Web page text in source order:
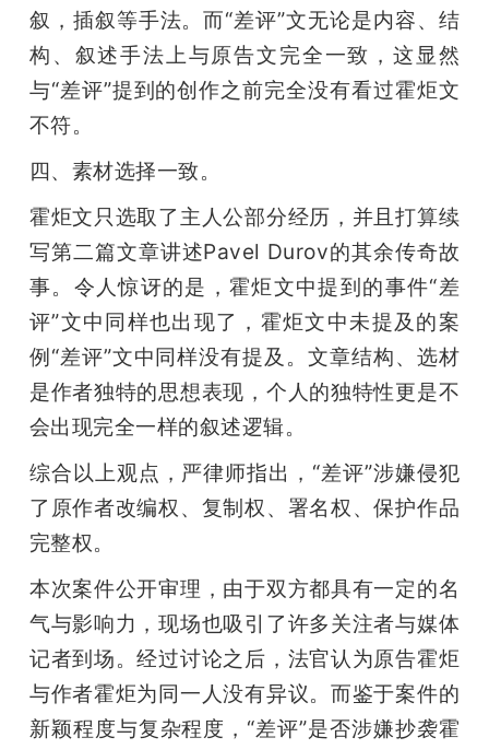
叙，插叙等手法。而“差评”文无论是内容、结
构、叙述手法上与原告文完全一致，这显然
与“差评”提到的创作之前完全没有看过霍炬文
不符。
四、素材选择一致。
霍炬文只选取了主人公部分经历，并且打算续
写第二篇文章讲述Pavel Durov的其余传奇故
事。令人惊讶的是，霍炬文中提到的事件“差
评”文中同样也出现了，霍炬文中未提及的案
例“差评”文中同样没有提及。文章结构、选材
是作者独特的思想表现，个人的独特性更是不
会出现完全一样的叙述逻辑。
综合以上观点，严律师指出，“差评”涉嫌侵犯
了原作者改编权、复制权、署名权、保护作品
完整权。
本次案件公开审理，由于双方都具有一定的名
气与影响力，现场也吸引了许多关注者与媒体
记者到场。经过讨论之后，法官认为原告霍炬
与作者霍炬为同一人没有异议。而鉴于案件的
新颖程度与复杂程度，“差评”是否涉嫌抄袭霍